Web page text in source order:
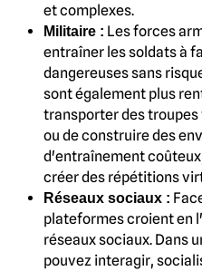
et complexes.
Militaire : Les forces
entraîner les soldats à
dangereuses sans
sont également plus
transporter des
ou de construire des
d'entraînement
créer des répétitions
Réseaux sociaux :
plateformes croient en
réseaux sociaux. Dans
pouvez interagir,